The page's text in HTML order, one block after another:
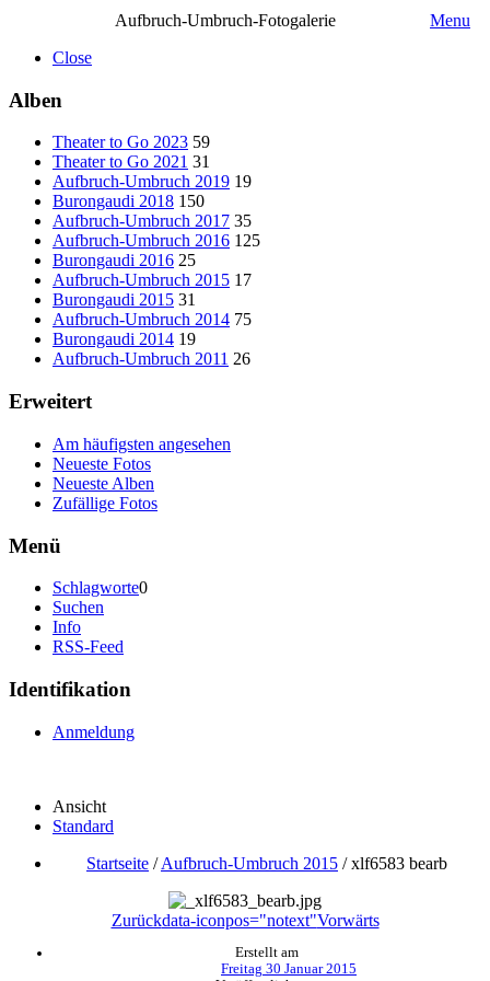
Aufbruch-Umbruch-Fotogalerie
Menu
Close
Alben
Theater to Go 2023 59
Theater to Go 2021 31
Aufbruch-Umbruch 2019 19
Burongaudi 2018 150
Aufbruch-Umbruch 2017 35
Aufbruch-Umbruch 2016 125
Burongaudi 2016 25
Aufbruch-Umbruch 2015 17
Burongaudi 2015 31
Aufbruch-Umbruch 2014 75
Burongaudi 2014 19
Aufbruch-Umbruch 2011 26
Erweitert
Am häufigsten angesehen
Neueste Fotos
Neueste Alben
Zufällige Fotos
Menü
Schlagworte0
Suchen
Info
RSS-Feed
Identifikation
Anmeldung
Ansicht
Standard
Startseite /Aufbruch-Umbruch 2015 /xlf6583 bearb
Zurückdata-iconpos="notext"Vorwärts
Erstellt am
Freitag 30 Januar 2015